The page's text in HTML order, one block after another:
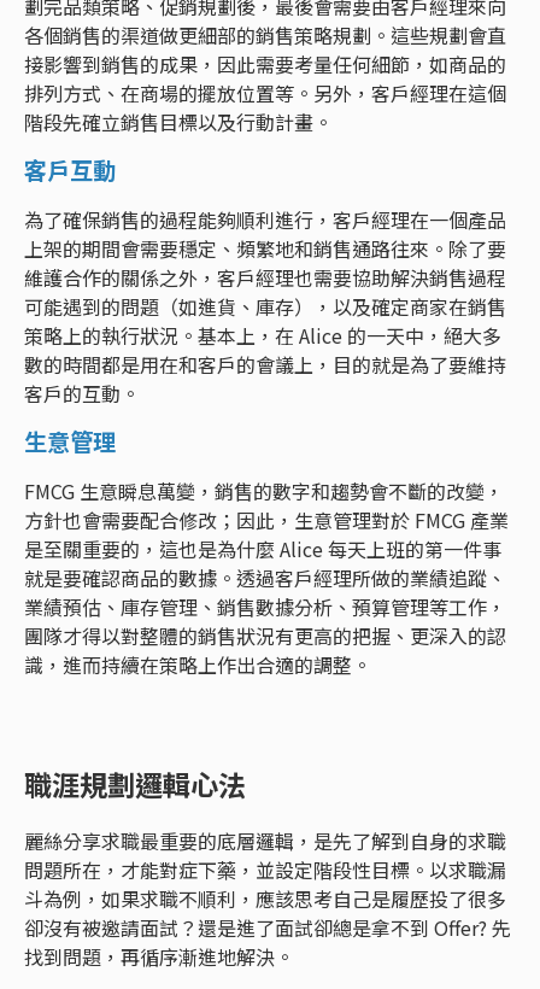
劃完品類策略、促銷規劃後，最後會需要由客戶經理來向
各個銷售的渠道做更細部的銷售策略規劃。這些規劃會直
接影響到銷售的成果，因此需要考量任何細節，如商品的
排列方式、在商場的擺放位置等。另外，客戶經理在這個
階段先確立銷售目標以及行動計畫。
客戶互動
為了確保銷售的過程能夠順利進行，客戶經理在一個產品
上架的期間會需要穩定、頻繁地和銷售通路往來。除了要
維護合作的關係之外，客戶經理也需要協助解決銷售過程
可能遇到的問題（如進貨、庫存），以及確定商家在銷售
策略上的執行狀況。基本上，在 Alice 的一天中，絕大多
數的時間都是用在和客戶的會議上，目的就是為了要維持
客戶的互動。
生意管理
FMCG 生意瞬息萬變，銷售的數字和趨勢會不斷的改變，
方針也會需要配合修改；因此，生意管理對於 FMCG 產業
是至關重要的，這也是為什麼 Alice 每天上班的第一件事
就是要確認商品的數據。透過客戶經理所做的業績追蹤、
業績預估、庫存管理、銷售數據分析、預算管理等工作，
團隊才得以對整體的銷售狀況有更高的把握、更深入的認
識，進而持續在策略上作出合適的調整。
職涯規劃邏輯心法
麗絲分享求職最重要的底層邏輯，是先了解到自身的求職
問題所在，才能對症下藥，並設定階段性目標。以求職漏
斗為例，如果求職不順利，應該思考自己是履歷投了很多
卻沒有被邀請面試？還是進了面試卻總是拿不到 Offer? 先
找到問題，再循序漸進地解決。